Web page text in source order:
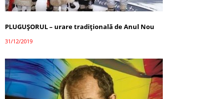
PLUGUȘORUL – urare tradițională de Anul Nou
31/12/2019